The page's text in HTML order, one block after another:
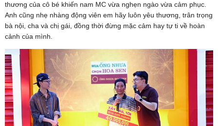
thương của cô bé khiến nam MC vừa nghẹn ngào vừa cảm phục.
Anh cũng nhẹ nhàng động viên em hãy luôn yêu thương, trân trọng
bà nội, cha và chị gái, đồng thời đừng mặc cảm hay tự ti về hoàn
cảnh của mình.